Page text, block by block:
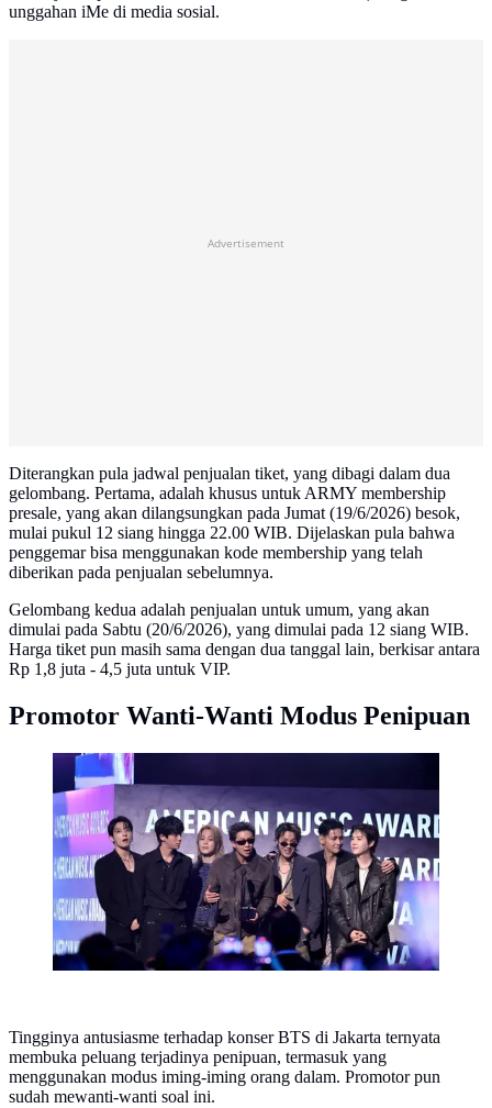
unggahan iMe di media sosial.
Advertisement
Diterangkan pula jadwal penjualan tiket, yang dibagi dalam dua
gelombang. Pertama, adalah khusus untuk ARMY membership
presale, yang akan dilangsungkan pada Jumat (19/6/2026) besok,
mulai pukul 12 siang hingga 22.00 WIB. Dijelaskan pula bahwa
penggemar bisa menggunakan kode membership yang telah
diberikan pada penjualan sebelumnya.
Gelombang kedua adalah penjualan untuk umum, yang akan
dimulai pada Sabtu (20/6/2026), yang dimulai pada 12 siang WIB.
Harga tiket pun masih sama dengan dua tanggal lain, berkisar antara
Rp 1,8 juta - 4,5 juta untuk VIP.
Promotor Wanti-Wanti Modus Penipuan
BTS. (dok.Ethan Miller / GETTY IMAGES NORTH
AMERICA / Getty Images via AFP)
Tingginya antusiasme terhadap konser BTS di Jakarta ternyata
membuka peluang terjadinya penipuan, termasuk yang
menggunakan modus iming-iming orang dalam. Promotor pun
sudah mewanti-wanti soal ini.